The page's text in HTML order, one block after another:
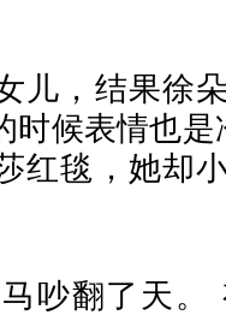
儿，结果徐
时候表情也
红毯，她却
吵翻了天。